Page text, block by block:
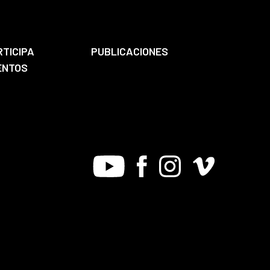
PUBLICACIONES
Youtube FacebookInstagram
Vimeo